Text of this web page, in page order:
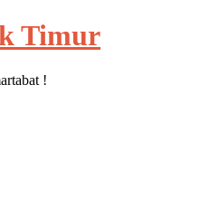
Timur
!